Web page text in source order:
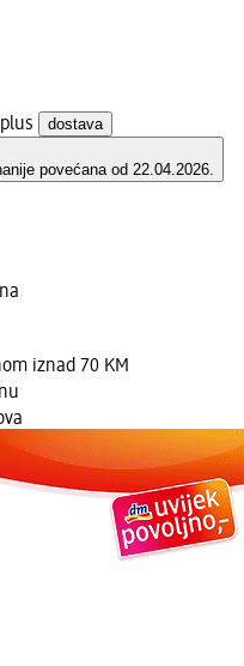
dostava
nije povećana od 22.04.2026.
iznad 70 KM